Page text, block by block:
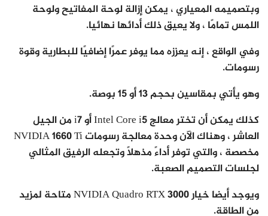
وبتصميمه المعياري ، يمكن إزالة لوحة المفاتيح ولوحة
اللمس تمامًا ، ولا يعيق ذلك أدائها نهائيا.
وفي الواقع ، إنه يعززه مما يوفر عمرًا إضافيًا للبطارية وقوة
رسومات.
وهو يأتي بمقاسين بحجم 13 أو 15 بوصة.
كذلك يمكن أن تختر معالج Intel Core i5 أو i7 من الجيل
العاشر ، وهناك الآن وحدة معالجة رسومات NVIDIA 1660 Ti
مخصصة ، والتي توفر أداءً مذهلاً وتجعله الرفيق المثالي
لجلسات التصميم الصعبة.
ويوجد أيضا خيار NVIDIA Quadro RTX 3000 متاحة لمزيد
من الطاقة.